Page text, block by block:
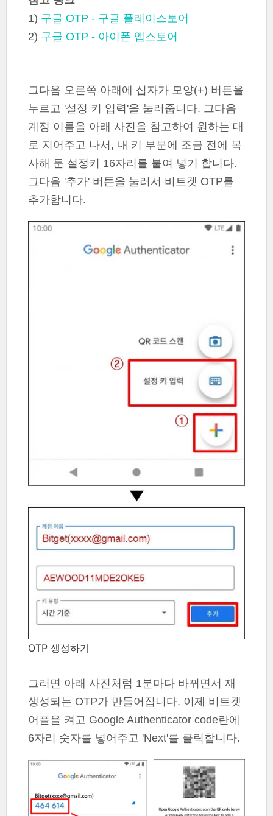
1) 구글 OTP - 구글 플레이스토어
2) 구글 OTP - 아이폰 앱스토어
그다음 오른쪽 아래에 십자가 모양(+) 버튼을
누르고 '설정 키 입력'을 눌러줍니다. 그다음
계정 이름을 아래 사진을 참고하여 원하는 대
로 지어주고 나서, 내 키 부분에 조금 전에 복
사해 둔 설정키 16자리를 붙여 넣기 합니다.
그다음 '추가' 버튼을 눌러서 비트겟 OTP를
추가합니다.
OTP 생성하기
그러면 아래 사진처럼 1분마다 바뀌면서 재
생성되는 OTP가 만들어집니다. 이제 비트겟
어플을 켜고 Google Authenticator code란에
6자리 숫자를 넣어주고 'Next'를 클릭합니다.